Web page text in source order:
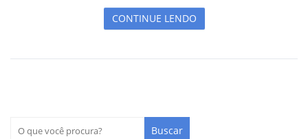
CONTINUE LENDO